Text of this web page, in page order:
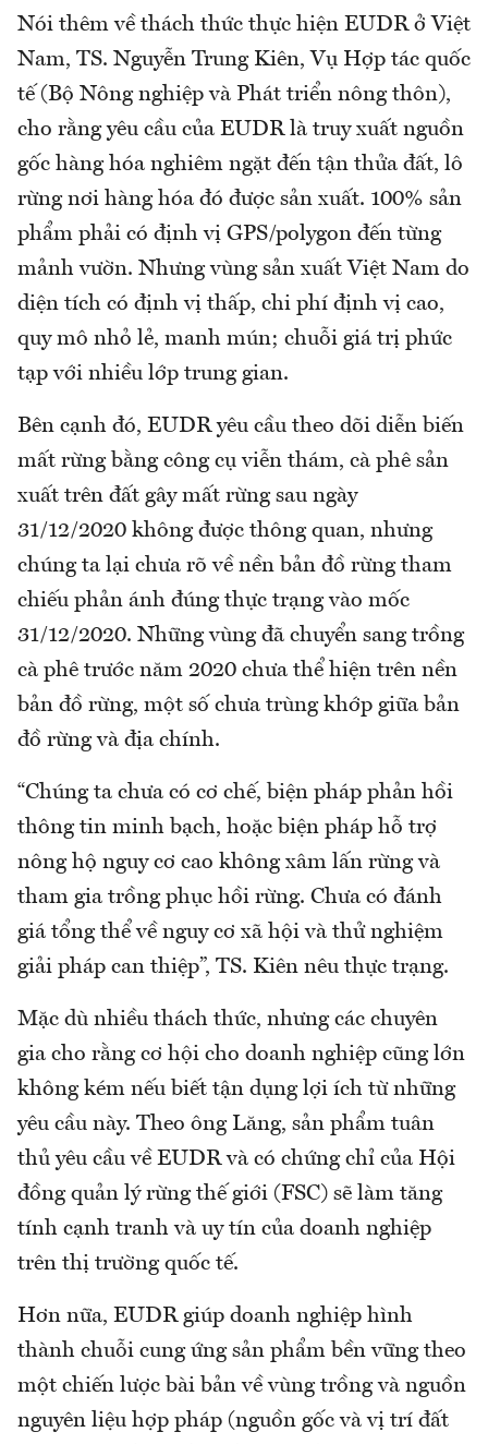
Nói thêm về thách thức thực hiện EUDR ở Việt
Nam, TS. Nguyễn Trung Kiên, Vụ Hợp tác quốc
tế (Bộ Nông nghiệp và Phát triển nông thôn),
cho rằng yêu cầu của EUDR là truy xuất nguồn
gốc hàng hóa nghiêm ngặt đến tận thửa đất, lô
rừng nơi hàng hóa đó được sản xuất. 100% sản
phẩm phải có định vị GPS/polygon đến từng
mảnh vườn. Nhưng vùng sản xuất Việt Nam do
diện tích có định vị thấp, chi phí định vị cao,
quy mô nhỏ lẻ, manh mún; chuỗi giá trị phức
tạp với nhiều lớp trung gian.
Bên cạnh đó, EUDR yêu cầu theo dõi diễn biến
mất rừng bằng công cụ viễn thám, cà phê sản
xuất trên đất gây mất rừng sau ngày
31/12/2020 không được thông quan, nhưng
chúng ta lại chưa rõ về nền bản đồ rừng tham
chiếu phản ánh đúng thực trạng vào mốc
31/12/2020. Những vùng đã chuyển sang trồng
cà phê trước năm 2020 chưa thể hiện trên nền
bản đồ rừng, một số chưa trùng khớp giữa bản
đồ rừng và địa chính.
“Chúng ta chưa có cơ chế, biện pháp phản hồi
thông tin minh bạch, hoặc biện pháp hỗ trợ
nông hộ nguy cơ cao không xâm lấn rừng và
tham gia trồng phục hồi rừng. Chưa có đánh
giá tổng thể về nguy cơ xã hội và thử nghiệm
giải pháp can thiệp”, TS. Kiên nêu thực trạng.
Mặc dù nhiều thách thức, nhưng các chuyên
gia cho rằng cơ hội cho doanh nghiệp cũng lớn
không kém nếu biết tận dụng lợi ích từ những
yêu cầu này. Theo ông Lăng, sản phẩm tuân
thủ yêu cầu về EUDR và có chứng chỉ của Hội
đồng quản lý rừng thế giới (FSC) sẽ làm tăng
tính cạnh tranh và uy tín của doanh nghiệp
trên thị trường quốc tế.
Hơn nữa, EUDR giúp doanh nghiệp hình
thành chuỗi cung ứng sản phẩm bền vững theo
một chiến lược bài bản về vùng trồng và nguồn
nguyên liệu hợp pháp (nguồn gốc và vị trí đất